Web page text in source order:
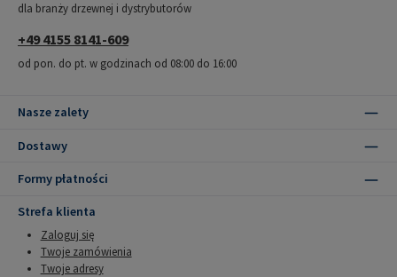
dla branży drzewnej i dystrybutorów
+49 4155 8141-609
od pon. do pt. w godzinach od 08:00 do 16:00
Nasze zalety
Dostawy
Formy płatności
Strefa klienta
Zaloguj się
Twoje zamówienia
Twoje adresy